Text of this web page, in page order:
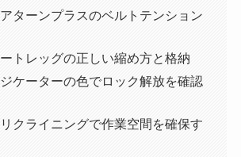
ターンプラスのベルトテンション
トレッグの正しい縮め方と格納
ケーターの色でロック解放を確認
クライニングで作業空間を確保す